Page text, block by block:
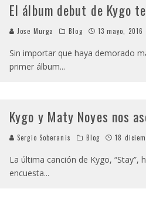
El álbum debut de Kygo
Jose Murga Blog 13 mayo, 2016
Sin importar que haya demorado
primer álbum...
Kygo y Maty Noyes nos
Sergio Soberanis Blog 18
La última canción de Kygo,
encuesta...